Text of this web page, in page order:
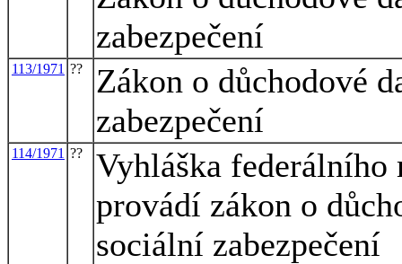
zabezpečení
113/1971 ??
Zákon o důchodové
zabezpečení
114/1971 ??
Vyhláška
provádí zákon o
sociální zabezpečení